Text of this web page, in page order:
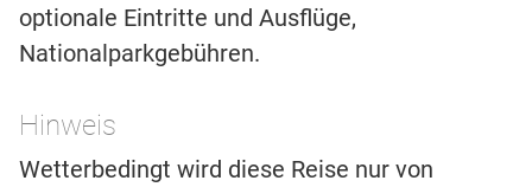
optionale Eintritte und Ausflüge,
Nationalparkgebühren.
Hinweis
Wetterbedingt wird diese Reise nur von